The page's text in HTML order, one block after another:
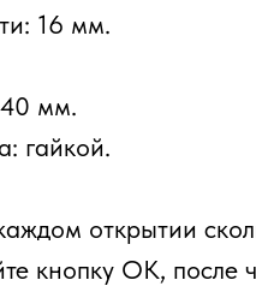
16 мм.
мм.
гайкой.
открытии
кнопку ОК, после